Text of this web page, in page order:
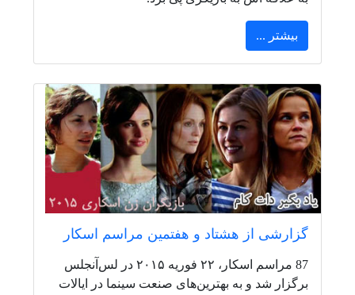
بیشتر ...
گزارشی از هشتاد و هفتمین مراسم اسکار
87 مراسم اسکار، ۲۲ فوریه ۲۰۱۵ در لس‌آنجلس
برگزار شد و به بهترین‌های صنعت سینما در ایالات